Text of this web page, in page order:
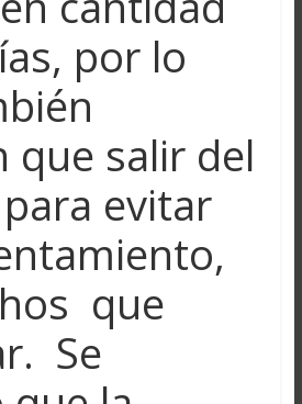
por lo
que salir del
evitar
que
Se